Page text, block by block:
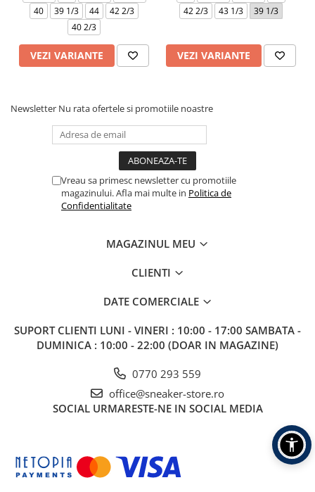
40
39 1/3 44
42 2/3
40 2/3
VEZI VARIANTE
42 2/3
43 1/3 39 1/3
VEZI VARIANTE
Newsletter Nu rata ofertele si promotiile noastre
Vreau sa primesc newsletter cu promotiile
magazinului. Afla mai multe in Politica de
Confidentialitate
MAGAZINUL MEU
CLIENTI
DATE COMERCIALE
SUPORT CLIENTI LUNI - VINERI : 10:00 - 17:00 SAMBATA -
DUMINICA : 10:00 - 22:00 (DOAR IN MAGAZINE)
0770 293 559
office@sneaker-store.ro
SOCIAL URMARESTE-NE IN SOCIAL MEDIA